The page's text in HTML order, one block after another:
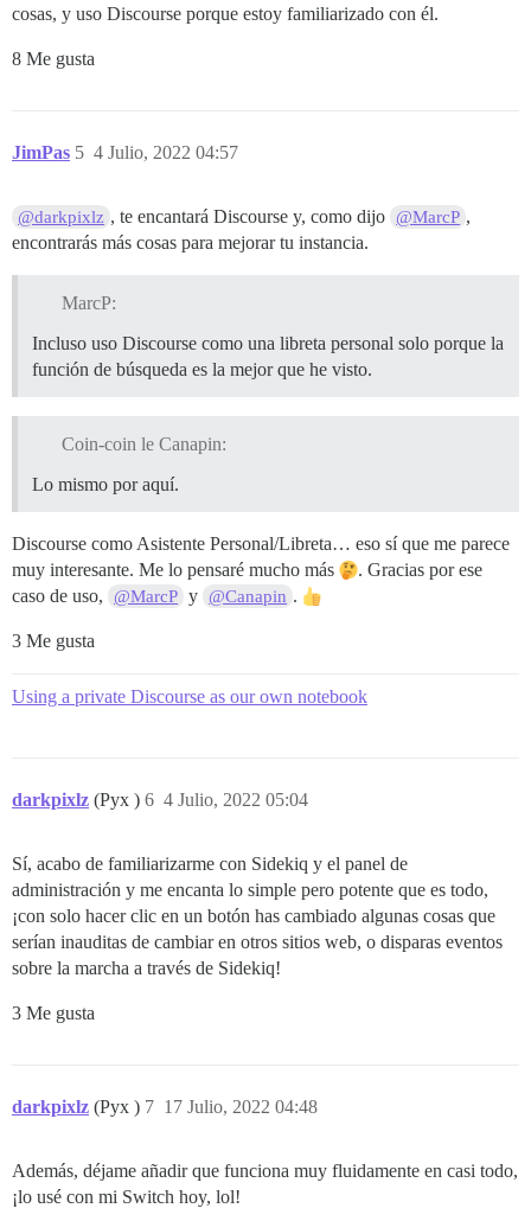
cosas, y uso Discourse porque estoy familiarizado con él.
8 Me gusta
JimPas 4 Julio, 2022 04:57
5
@darkpixlz , te encantará Discourse y, como dijo @MarcP ,
encontrarás más cosas para mejorar tu instancia.
MarcP:
Incluso uso Discourse como una libreta personal solo porque la
función de búsqueda es la mejor que he visto.
Coin-coin le Canapin:
Lo mismo por aquí.
Discourse como Asistente Personal/Libreta… eso sí que me parece
muy interesante. Me lo pensaré mucho más
. Gracias por ese
caso de uso,
@MarcP y @Canapin .
3 Me gusta
Using a private Discourse as our own notebook
darkpixlz (Pyx ) 4 Julio, 2022 05:04
6
Sí, acabo de familiarizarme con Sidekiq y el panel de
administración y me encanta lo simple pero potente que es todo,
¡con solo hacer clic en un botón has cambiado algunas cosas que
serían inauditas de cambiar en otros sitios web, o disparas eventos
sobre la marcha a través de Sidekiq!
3 Me gusta
darkpixlz (Pyx ) 17 Julio, 2022 04:48
7
Además, déjame añadir que funciona muy fluidamente en casi todo,
¡lo usé con mi Switch hoy, lol!